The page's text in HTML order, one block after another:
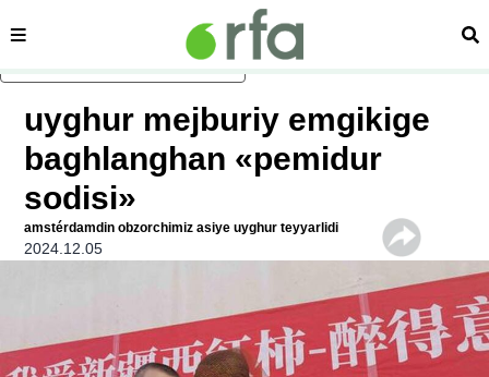
asasliq mezmungha atlang
sehipe
uyghur mejburiy emgikige
baghlanghan «pemidur
sodisi»
amstérdamdin obzorchimiz asiye uyghur teyyarlidi
2024.12.05